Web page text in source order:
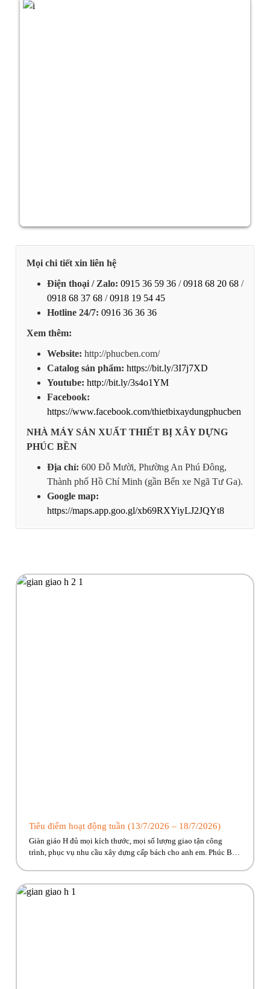
Mọi chi tiết xin liên hệ
Điện thoại / Zalo: 0915 36 59 36 /0918 68 20 68 /
0918 68 37 68 /0918 19 54 45
Hotline 24/7: 0916 36 36 36
Xem thêm:
Website: http://phucben.com/
Catalog sản phẩm: https://bit.ly/3I7j7XD
Youtube: http://bit.ly/3s4o1YM
Facebook:
https://www.facebook.com/thietbixaydungphucben
NHÀ MÁY SẢN XUẤT THIẾT BỊ XÂY DỰNG
PHÚC BỀN
Địa chỉ: 600 Đỗ Mười, Phường An Phú Đông,
Thành phố Hồ Chí Minh (gần Bến xe Ngã Tư Ga).
Google map:
https://maps.app.goo.gl/xb69RXYiyLJ2JQYt8
Tiêu điểm hoạt động tuần (13/7/2026 – 18/7/2026)
Giàn giáo H đủ mọi kích thước, mọi số lượng giao tận công
trình, phục vụ nhu cầu xây dựng cấp bách cho anh em. Phúc Bền
những hoạt […]